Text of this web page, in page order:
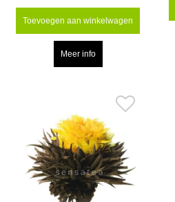
Toevoegen aan winkelwagen
Meer info